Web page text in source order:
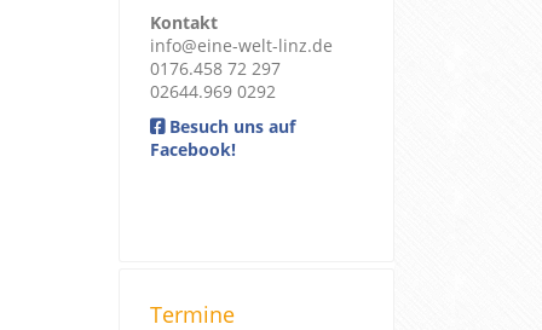
Kontakt
info@eine-welt-linz.de
0176.458 72 297
02644.969 0292
Besuch uns auf
Facebook!
Termine